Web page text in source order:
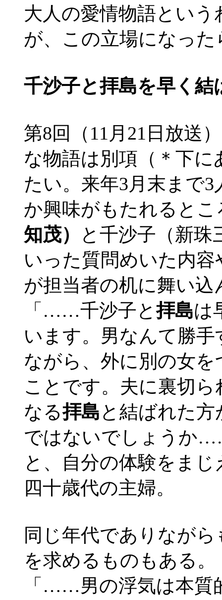
大人の愛情物語とい
が、この立場になっ
千沙子と拝島を早く
第8回（11月21日放送
な物語は別項（＊下
たい。来年3月末まで
か興味がもたれると
知茂）
と千沙子（新
いった質問めいた内
が担当者の机に舞い込
「……千沙子と拝島は
います。男なんて勝
ながら、外に別の女
ことです。夫に裏切
なる拝島と結ばれた
ではないでしょうか
と、自分の体験をま
四十歳代の主婦。
同じ年代でありなが
を求めるものもある。
「……男の浮気は本質